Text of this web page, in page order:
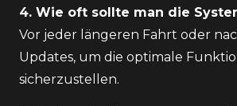
4. Wie oft sollte man die
Vor jeder längeren Fahrt oder
Updates, um die optimale
sicherzustellen.